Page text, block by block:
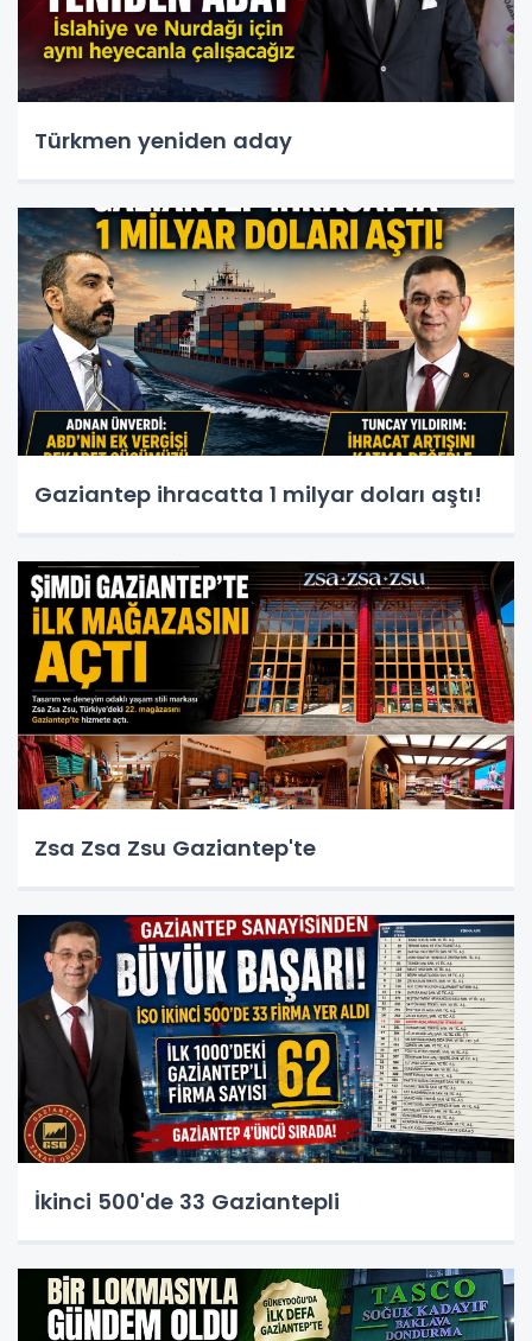
Türkmen yeniden aday
Gaziantep ihracatta 1 milyar doları aştı!
Zsa Zsa Zsu Gaziantep'te
İkinci 500'de 33 Gaziantepli